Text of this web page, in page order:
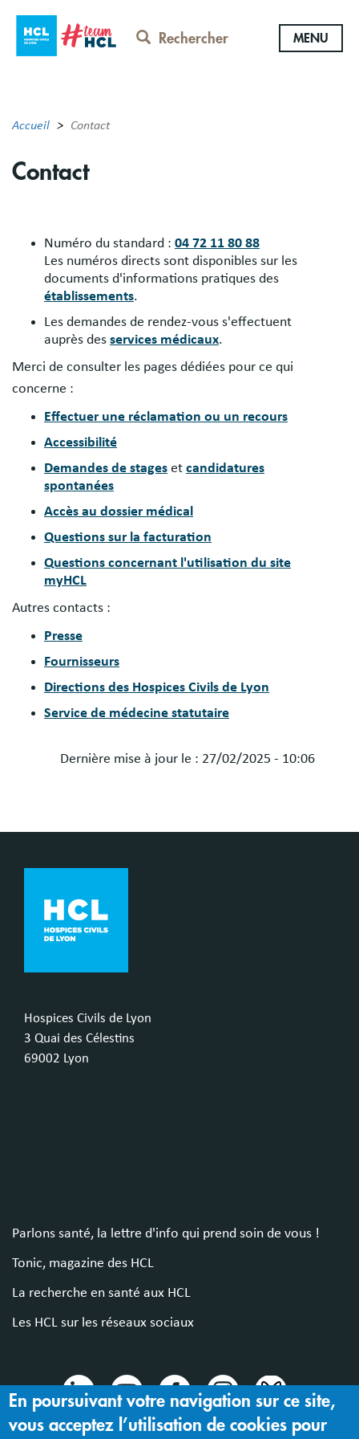
contenu
Rechercher MENU
Accueil Contact
Contact
​Numéro du standard : 04 72 11 80 88
Les numéros directs sont disponibles sur les
documents d'informations pratiques des
établissements.
Les demandes de rendez-vous s'effectuent
auprès des services médicaux.
Merci de consulter les pages dédiées pour ce qui
concerne :
Effectuer une réclamation ou un recours
Accessibilité
Demandes de stages et candidatures
spontanées
Accès au dossier médical
Questions sur la facturation
Questions concernant l'utilisation du site
myHCL
Autres contacts :
Presse
Fournisseurs
Directions des Hospices Civils de Lyon
Service de médecine statutaire
Dernière mise à jour le : 27/02/2025 - 10:06
Hospices Civils de Lyon
3 Quai des Célestins
69002 Lyon
Parlons santé, la lettre d'info qui prend soin de vous !
Tonic, magazine des HCL
La recherche en santé aux HCL
Les HCL sur les réseaux sociaux
En poursuivant votre navigation sur ce site,
vous acceptez l’utilisation de cookies pour